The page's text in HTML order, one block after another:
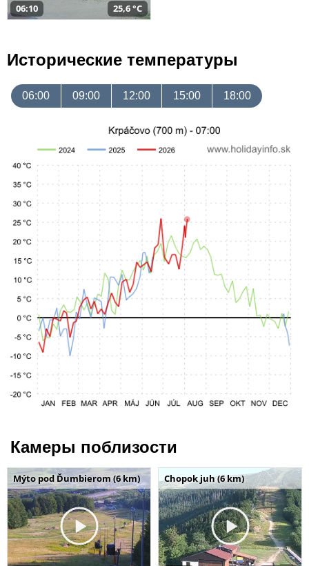
06:10 25,6 °C
Исторические температуры
06:00 09:00 12:00 15:00 18:00
Камеры поблизости
Mýto pod Ďumbierom (6 km) Chopok juh (6 km)